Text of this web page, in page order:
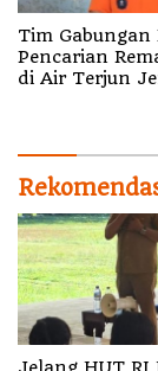
Tim
Pencarian
di Air Terjun